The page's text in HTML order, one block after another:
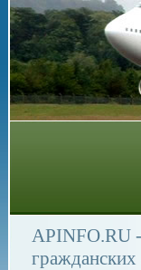
APINFO.RU
гражданских